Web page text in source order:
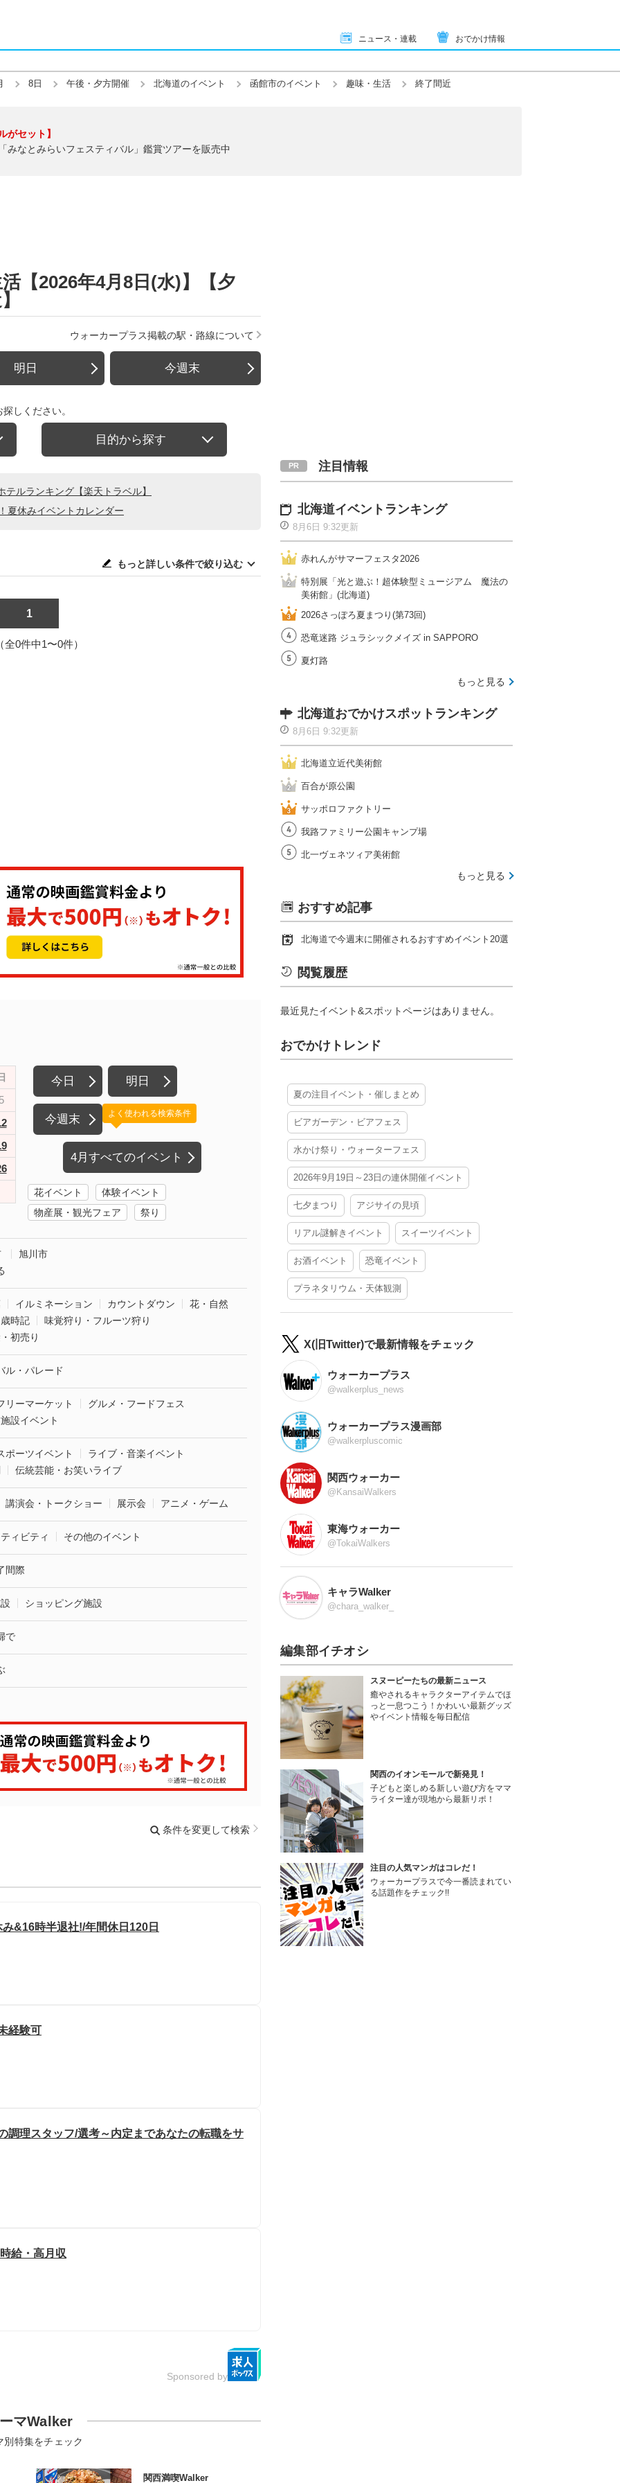
ニュース・連載 おでかけ情報
8日 午後・夕方開催 北海道のイベント 函館市のイベント 趣味・生活 終了間近
がセット】
みなとみらいフェスティバル」鑑賞ツアーを販売中
【2026年4月8日(水)】【夕
ウォーカープラス掲載の駅・路線について
明日 今週末
しください。
目的から探す
ルランキング【楽天トラベル】
夏休みイベントカレンダー
もっと詳しい条件で絞り込む
1
全0件中1〜0件）
今日 明日
今週末
4月すべてのイベント
よく使われる検索条件
花イベント
体験イベント
物産展・観光フェア
祭り
旭川市
イルミネーション カウントダウン
花・自然
時記
味覚狩り・フルーツ狩り
初売り
ル・パレード
リーマーケット
グルメ・フードフェス
設イベント
ポーツイベント
ライブ・音楽イベント
伝統芸能・お笑いライブ
講演会・トークショー 展示会 アニメ・ゲーム
ィビティ その他のイベント
間際
ショッピング施設
で
条件を変更して検索
&16時半退社!/年間休日120日
経験可
調理スタッフ/選考～内定まであなたの転職をサ
給・高月収
Sponsored by
マWalker
別特集をチェック
関西満喫Walker
注目情報
北海道イベントランキング
8月6日 9:32更新
赤れんがサマーフェスタ2026
特別展「光と遊ぶ！超体験型ミュージアム 魔法の
美術館」(北海道)
2026さっぽろ夏まつり(第73回)
恐竜迷路 ジュラシックメイズ in SAPPORO
夏灯路
もっと見る
北海道おでかけスポットランキング
8月6日 9:32更新
北海道立近代美術館
百合が原公園
サッポロファクトリー
我路ファミリー公園キャンプ場
北一ヴェネツィア美術館
もっと見る
おすすめ記事
北海道で今週末に開催されるおすすめイベント20選
閲覧履歴
最近見たイベント&スポットページはありません。
おでかけトレンド
夏の注目イベント・催しまとめ
ビアガーデン・ビアフェス
水かけ祭り・ウォーターフェス
2026年9月19日～23日の連休開催イベント
七夕まつり アジサイの見頃
リアル謎解きイベント スイーツイベント
お酒イベント 恐竜イベント
プラネタリウム・天体観測
X(旧Twitter)で最新情報をチェック
ウォーカープラス
@walkerplus_news
ウォーカープラス漫画部
@walkerpluscomic
関西ウォーカー
@KansaiWalkers
東海ウォーカー
@TokaiWalkers
キャラWalker
@chara_walker_
編集部イチオシ
スヌーピーたちの最新ニュース
癒やされるキャラクターアイテムでほ
っと一息つこう！かわいい最新グッズ
やイベント情報を毎日配信
関西のイオンモールで新発見！
子どもと楽しめる新しい遊び方をママ
ライター達が現地から最新リポ！
注目の人気マンガはコレだ！
ウォーカープラスで今一番読まれてい
る話題作をチェック!!